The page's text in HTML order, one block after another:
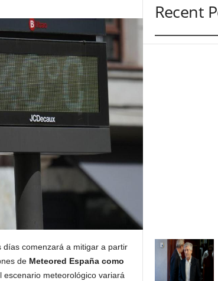
comenzará a mitigar a partir
de Meteored España como
escenario meteorológico variará
Recent